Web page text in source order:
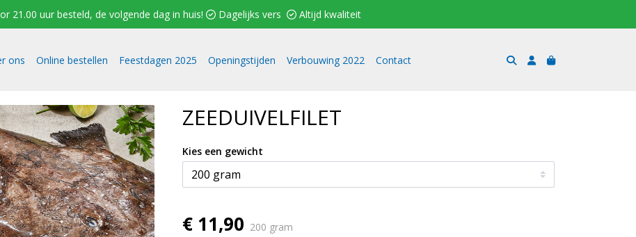
21.00 uur besteld, de volgende dag in huis!  Dagelijks vers  Altijd kwaliteit
ons Online bestellen Feestdagen 2025 Openingstijden Verbouwing 2022 Contact
ZEEDUIVELFILET
Kies een gewicht
€ 11,90 200 gram